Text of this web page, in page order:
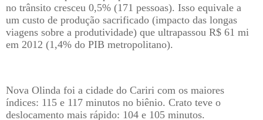
no trânsito cresceu 0,5% (171 pessoas). Isso equivale a
um custo de produção sacrificado (impacto das longas
viagens sobre a produtividade) que ultrapassou R$ 61 mi
em 2012 (1,4% do PIB metropolitano).
Nova Olinda foi a cidade do Cariri com os maiores
índices: 115 e 117 minutos no biênio. Crato teve o
deslocamento mais rápido: 104 e 105 minutos.